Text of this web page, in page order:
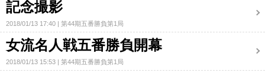
記念撮影
2018/01/13 17:40 第44期五番勝負第1局
女流名人戦五番勝負開幕
2018/01/13 15:53 第44期五番勝負第1局